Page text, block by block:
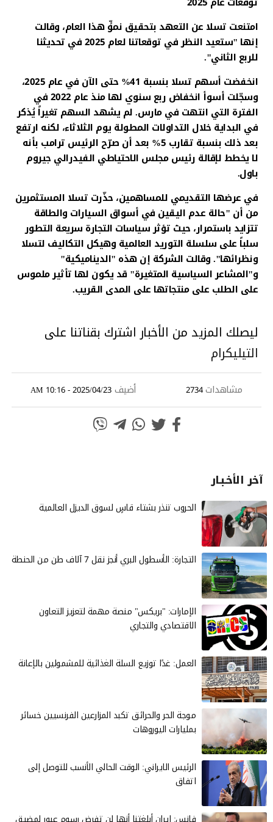
امتنعت تسلا عن التعهد بتحقيق نموٍّ هذا العام، وقالت
إنها "ستعيد النظر في توقعاتنا لعام 2025 في تحديثنا
للربع الثاني".
انخفضت أسهم تسلا بنسبة 41% حتى الآن في عام 2025،
وسجّلت أسوأ انخفاض ربع سنوي لها منذ عام 2022 في
الفترة التي انتهت في مارس. لم يشهد السهم تغيراً يُذكر
في البداية خلال التداولات المطولة يوم الثلاثاء، لكنه ارتفع
بعد ذلك بنسبة تقارب 5% بعد أن صرّح الرئيس ترامب بأنه
لا يخطط لإقالة رئيس مجلس الاحتياطي الفيدرالي جيروم
باول.
في عرضها التقديمي للمساهمين، حذّرت تسلا المستثمرين
من أن "حالة عدم اليقين في أسواق السيارات والطاقة
تتزايد باستمرار، حيث تؤثر سياسات التجارة سريعة التطور
سلباً على سلسلة التوريد العالمية وهيكل التكاليف لتسلا
ونظرائها". وقالت الشركة إن هذه "الديناميكية"
و"المشاعر السياسية المتغيرة" قد يكون لها تأثير ملموس
على الطلب على منتجاتها على المدى القريب.
ليصلك المزيد من الأخبار اشترك بقناتنا على
التيليكرام
مشاهدات2734 أضيف 2025/04/23 - 10:16 AM
آخر الأخـبـار
الحروب تنذر بشتاء قاسٍ لسوق الديزل العالمية
التجارة: الأسطول البري أنجز نقل 7 آلاف طن من الحنطة
الإمارات: "بريكس" منصة مهمة لتعزيز التعاون
الاقتصادي والتجاري
العمل: غدًا توزيع السلة الغذائية للمشمولين بالإعانة
موجة الحر والحرائق تكبد المزارعين الفرنسيين خسائر
بمليارات اليوروهات
الرئيس الايراني: الوقت الحالي الأنسب للتوصل إلى
اتفاق